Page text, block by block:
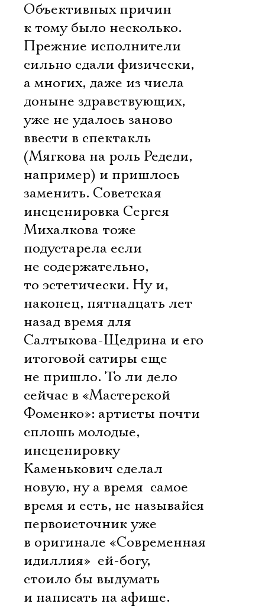
Объективных причин
к тому было несколько.
Прежние исполнители
сильно сдали физически,
а многих, даже из числа
доныне здравствующих,
уже не удалось заново
ввести в спектакль
(Мягкова на роль Редеди,
например) и пришлось
заменить. Советская
инсценировка Сергея
Михалкова тоже
подустарела если
не содержательно,
то эстетически. Ну и,
наконец, пятнадцать лет
назад время для
Салтыкова-Щедрина и его
итоговой сатиры еще
не пришло. То ли дело
сейчас в «Мастерской
Фоменко»: артисты почти
сплошь молодые,
инсценировку
Каменькович сделал
новую, ну а время  самое
время и есть, не называйся
первоисточник уже
в оригинале «Современная
идиллия»  ей-богу,
стоило бы выдумать
и написать на афише.